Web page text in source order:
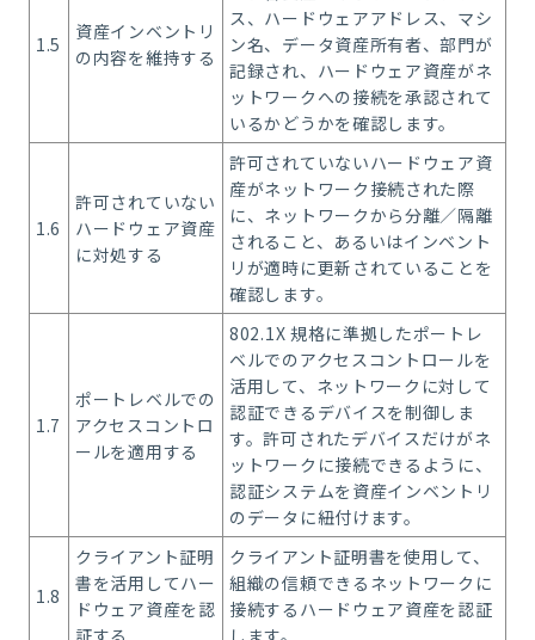
1.5
資産インベントリ
の内容を維持する
ス、ハードウェアアドレス、マシ
ン名、データ資産所有者、部門が
記録され、ハードウェア資産がネ
ットワークへの接続を承認されて
いるかどうかを確認します。
1.6
許可されていない
ハードウェア資産
に対処する
許可されていないハードウェア資
産がネットワーク接続された際
に、ネットワークから分離／隔離
されること、あるいはインベント
リが適時に更新されていることを
確認します。
1.7
ポートレベルでの
アクセスコントロ
ールを適用する
802.1X 規格に準拠したポートレ
ベルでのアクセスコントロールを
活用して、ネットワークに対して
認証できるデバイスを制御しま
す。許可されたデバイスだけがネ
ットワークに接続できるように、
認証システムを資産インベントリ
のデータに紐付けます。
1.8
クライアント証明
書を活用してハー
ドウェア資産を認
クライアント証明書を使用して、
組織の信頼できるネットワークに
接続するハードウェア資産を認証